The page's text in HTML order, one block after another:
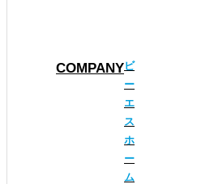
COMPANYビ
ー
エ
ス
ホ
ー
ム